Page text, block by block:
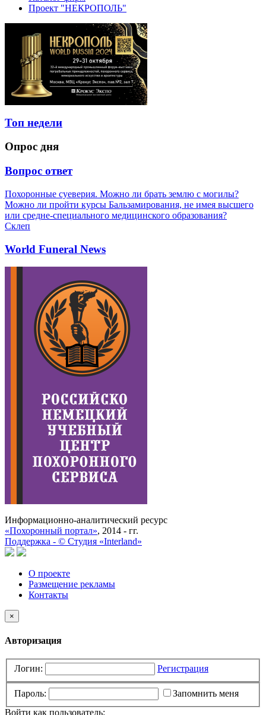
Проект "НЕКРОПОЛЬ"
Топ недели
Опрос дня
Вопрос ответ
Похоронные суеверия. Можно ли брать землю с могилы?
Можно ли пройти курсы Бальзамирования, не имея высшего
или средне-специального медицинского образования?
Склеп
World Funeral News
Информационно-аналитический ресурс
«Похоронный портал», 2014 - гг.
Поддержка - © Cтудия «Interland»
О проекте
Размещение рекламы
Контакты
×
Авторизация
Логин: Регистрация
Пароль:
Запомнить меня
Войти как пользователь: